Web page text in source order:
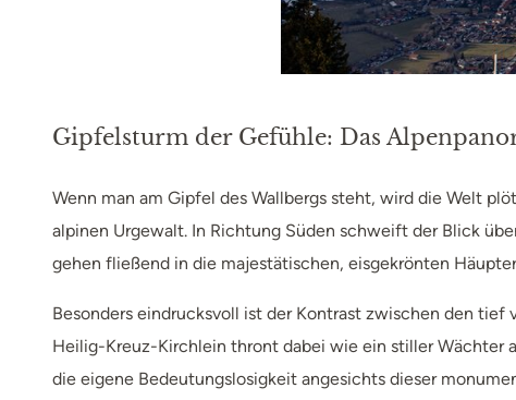
Gipfelsturm der Gefühle: Das
Wenn man am Gipfel des Wallbergs steht, wird die Welt
alpinen Urgewalt. In Richtung Süden schweift der Blick
gehen fließend in die majestätischen, eisgekrönten
Besonders eindrucksvoll ist der Kontrast zwischen den
Heilig-Kreuz-Kirchlein thront dabei wie ein stiller Wächter
die eigene Bedeutungslosigkeit angesichts dieser